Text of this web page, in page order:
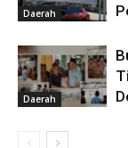
Daerah
Daerah